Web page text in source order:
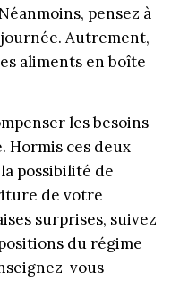
pensez à
Autrement,
aliments en boîte
les besoins
Hormis ces deux
possibilité de
de votre
surprises, suivez
du régime
vous